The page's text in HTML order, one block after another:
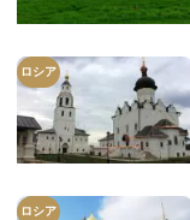
ロシア
ロシア